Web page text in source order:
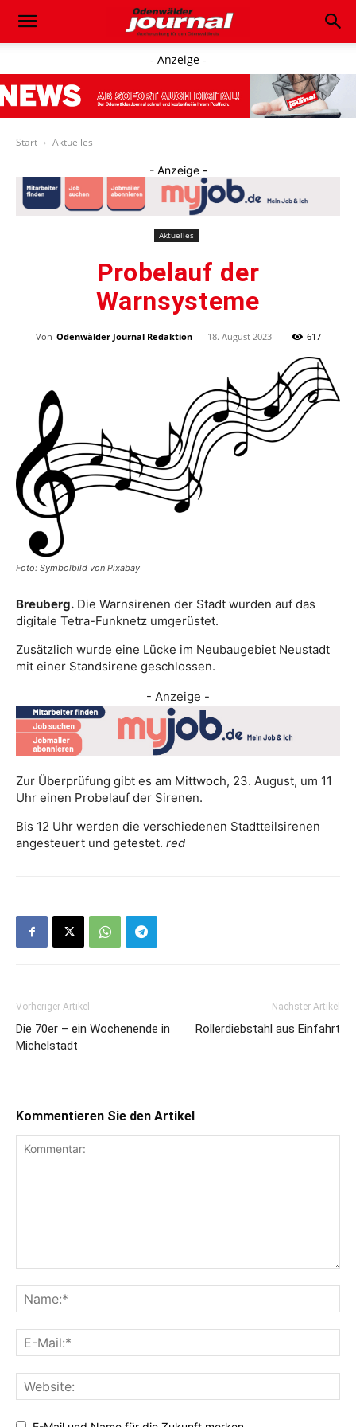
- Anzeige -
Start Aktuelles
- Anzeige -
Aktuelles
Probelauf der
Warnsysteme
Von Odenwälder Journal Redaktion - 18. August 2023 617
Foto: Symbolbild von Pixabay
Breuberg. Die Warnsirenen der Stadt wurden auf das
digitale Tetra-Funknetz umgerüstet.
Zusätzlich wurde eine Lücke im Neubaugebiet Neustadt
mit einer Standsirene geschlossen.
- Anzeige -
Zur Überprüfung gibt es am Mittwoch, 23. August, um 11
Uhr einen Probelauf der Sirenen.
Bis 12 Uhr werden die verschiedenen Stadtteilsirenen
angesteuert und getestet. red
Vorheriger Artikel
Die 70er – ein Wochenende in
Michelstadt
Nächster Artikel
Rollerdiebstahl aus Einfahrt
Kommentieren Sie den Artikel